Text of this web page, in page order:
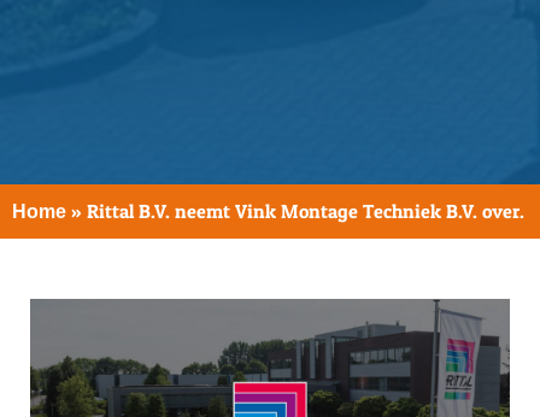
Home » Rittal B.V. neemt Vink Montage Techniek B.V. over.